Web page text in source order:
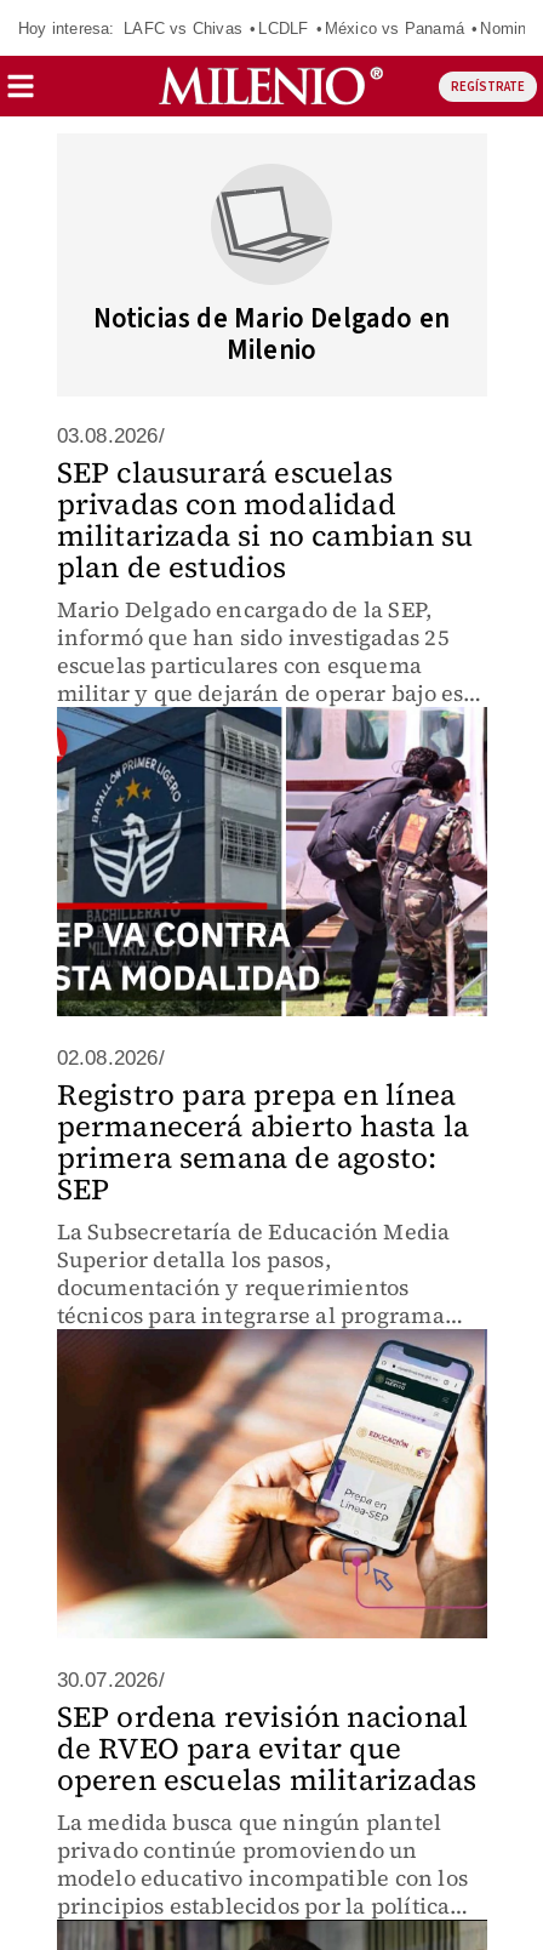
Hoy interesa: LAFC vs Chivas LCDLF México vs Panamá
REGÍSTRATE
Noticias de Mario Delgado en
Milenio
03.08.2026/
SEP clausurará escuelas
privadas con modalidad
militarizada si no cambian su
plan de estudios
Mario Delgado encargado de la SEP,
informó que han sido investigadas 25
escuelas particulares con esquema
militar y que dejarán de operar bajo esa
modalidad, debido a que la legislación
mexicana no reconoce este modelo
educativo.
02.08.2026/
Registro para prepa en línea
permanecerá abierto hasta la
primera semana de agosto:
SEP
La Subsecretaría de Educación Media
Superior detalla los pasos,
documentación y requerimientos
técnicos para integrarse al programa
gratuito.
30.07.2026/
SEP ordena revisión nacional
de RVEO para evitar que
operen escuelas militarizadas
La medida busca que ningún plantel
privado continúe promoviendo un
modelo educativo incompatible con los
principios establecidos por la política
educativa federal.